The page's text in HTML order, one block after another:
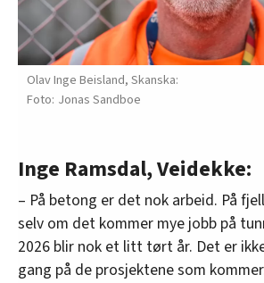
Olav Inge Beisland, Skanska:
Jonas Sandboe
Inge Ramsdal, Veidekke:
– På betong er det nok arbeid. På
selv om det kommer mye jobb på
2026 blir nok et litt tørt år. Det er
gang på de prosjektene som